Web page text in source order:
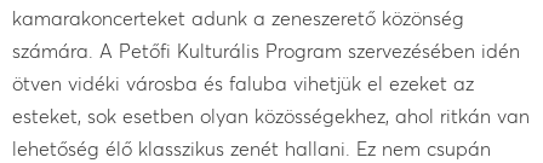
kamarakoncerteket adunk a zeneszerető közönség
számára. A Petőfi Kulturális Program szervezésében idén
ötven vidéki városba és faluba vihetjük el ezeket az
esteket, sok esetben olyan közösségekhez, ahol ritkán van
lehetőség élő klasszikus zenét hallani. Ez nem csupán